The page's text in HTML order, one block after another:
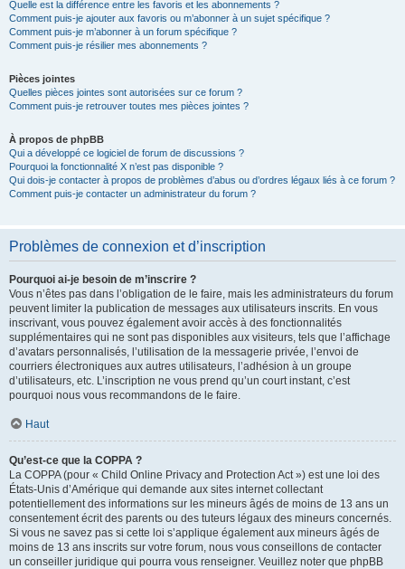
Quelle est la différence entre les favoris et les abonnements ?
Comment puis-je ajouter aux favoris ou m’abonner à un sujet spécifique ?
Comment puis-je m’abonner à un forum spécifique ?
Comment puis-je résilier mes abonnements ?
Pièces jointes
Quelles pièces jointes sont autorisées sur ce forum ?
Comment puis-je retrouver toutes mes pièces jointes ?
À propos de phpBB
Qui a développé ce logiciel de forum de discussions ?
Pourquoi la fonctionnalité X n’est pas disponible ?
Qui dois-je contacter à propos de problèmes d’abus ou d’ordres légaux liés à ce forum ?
Comment puis-je contacter un administrateur du forum ?
Problèmes de connexion et d’inscription
Pourquoi ai-je besoin de m’inscrire ?
Vous n’êtes pas dans l’obligation de le faire, mais les administrateurs du forum
peuvent limiter la publication de messages aux utilisateurs inscrits. En vous
inscrivant, vous pouvez également avoir accès à des fonctionnalités
supplémentaires qui ne sont pas disponibles aux visiteurs, tels que l’affichage
d’avatars personnalisés, l’utilisation de la messagerie privée, l’envoi de
courriers électroniques aux autres utilisateurs, l’adhésion à un groupe
d’utilisateurs, etc. L’inscription ne vous prend qu’un court instant, c’est
pourquoi nous vous recommandons de le faire.
Haut
Qu’est-ce que la COPPA ?
La COPPA (pour « Child Online Privacy and Protection Act ») est une loi des
États-Unis d’Amérique qui demande aux sites internet collectant
potentiellement des informations sur les mineurs âgés de moins de 13 ans un
consentement écrit des parents ou des tuteurs légaux des mineurs concernés.
Si vous ne savez pas si cette loi s’applique également aux mineurs âgés de
moins de 13 ans inscrits sur votre forum, nous vous conseillons de contacter
un conseiller juridique qui pourra vous renseigner. Veuillez noter que phpBB